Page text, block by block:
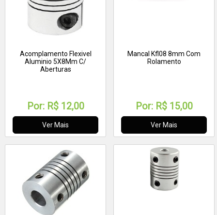
Acomplamento Flexivel
Aluminio 5X8Mm C/
Aberturas
Por: R$ 12,00
Ver Mais
Mancal Kfl08 8mm Com
Rolamento
Por: R$ 15,00
Ver Mais